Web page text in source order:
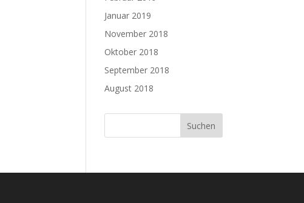
Januar 2019
November 2018
Oktober 2018
September 2018
August 2018